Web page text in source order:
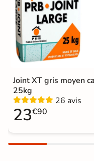
Résistant au Gel
Conditionnement
Pose
Support
Normes
Joint XT gris moyen
25kg
26 avis
23€90